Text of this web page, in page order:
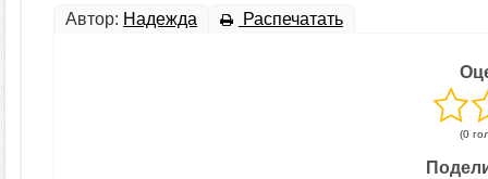
Автор: Надежда Распечатать
(0